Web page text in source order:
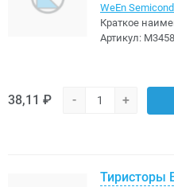
WeEn
Краткое
Артикул:
38,11 ₽ - +
Тиристоры